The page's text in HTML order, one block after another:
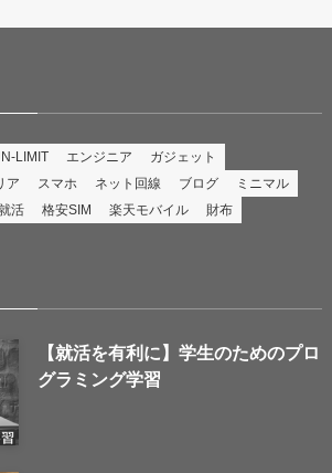
LIMIT エンジニア
ガジェット
ア スマホ ネット回線 ブログ
ミニマル
活 格安SIM 楽天モバイル 財布
【就活を有利に】学生のためのプロ
グラミング学習